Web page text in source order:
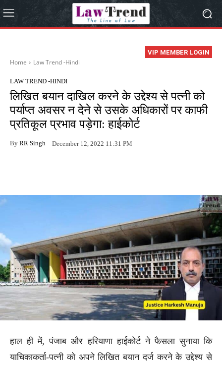
VIP MEMBER LOGIN
Home Law Trend -Hindi
LAW TREND -HINDI
लिखित बयान दाखिल करने के उद्देश्य से पत्नी को
पर्याप्त अवसर न देने से उसके अधिकारों पर काफी
प्रतिकूल प्रभाव पड़ेगा: हाईकोर्ट
By RR Singh December 12, 2022 11:31 PM
हाल ही में, पंजाब और हरियाणा हाईकोर्ट ने फैसला सुनाया कि
याचिकाकर्ता-पत्नी को अपने लिखित बयान दर्ज करने के उद्देश्य से